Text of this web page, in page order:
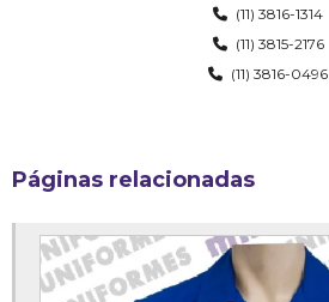
Blusa de moletom uniforme
Calça social feminina uniforme
Camisa de uniforme
(11) 3816-1314
(11) 3815-2176
(11) 3816-0496
Páginas relacionadas